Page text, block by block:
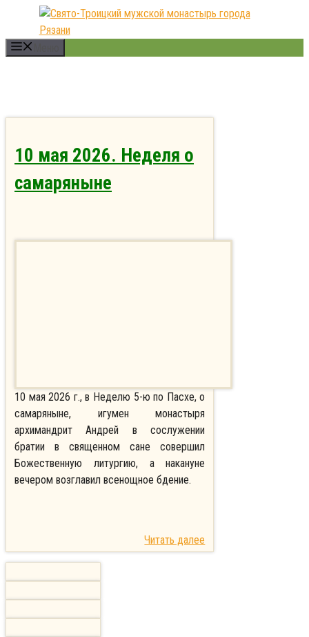
Перейти
содержимому
10 мая 2026. Неделя о
самаряныне
10 мая 2026 г., в Неделю 5-ю по Пасхе, о
самаряныне, игумен монастыря
архимандрит Андрей в сослужении
братии в священном сане совершил
Божественную литургию, а накануне
вечером возглавил всенощное бдение.
Читать далее